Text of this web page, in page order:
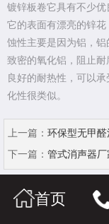
镀锌板卷它具有不少优
它的表面有漂亮的锌
蚀性主要是因为铝，
致密的氧化铝，阻止
良好的耐热性，可以
化性很类似。
上一篇： 环保型无甲醛
下一篇： 管式消声器厂
首页